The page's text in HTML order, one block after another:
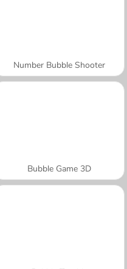
Number Bubble Shooter
Bubble Game 3D